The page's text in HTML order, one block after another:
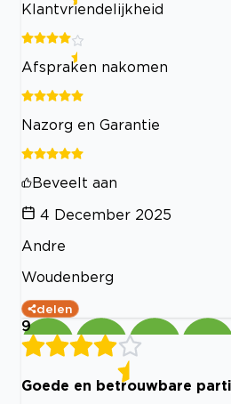
Klantvriendelijkheid
Afspraken nakomen
Nazorg en Garantie
Beveelt aan
4 December 2025
Andre
Woudenberg
delen
9
Goede en betrouwbare